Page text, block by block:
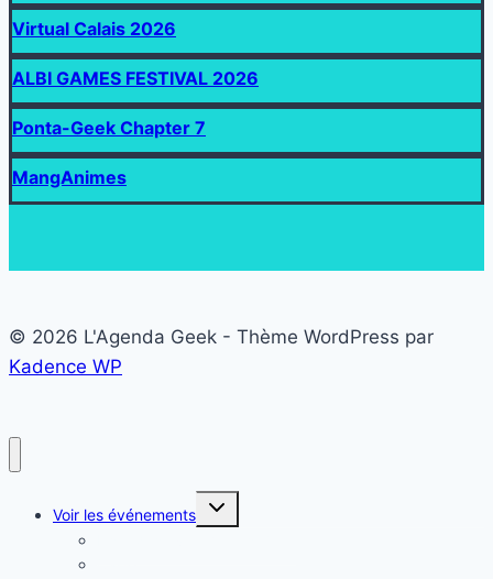
Virtual Calais 2026
ALBI GAMES FESTIVAL 2026
Ponta-Geek Chapter 7
MangAnimes
© 2026 L'Agenda Geek - Thème WordPress par
Kadence WP
Voir les événements
Ouvrir/fermer